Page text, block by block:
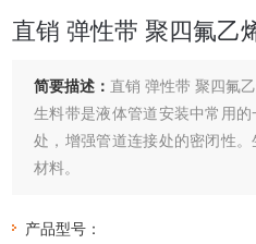
直销 弹性带 聚四氟乙
简要描述： 直销 弹性带 聚四氟
生料带是液体管道安装中常用
处，增强管道连接处的密闭性
材料。
产品型号：